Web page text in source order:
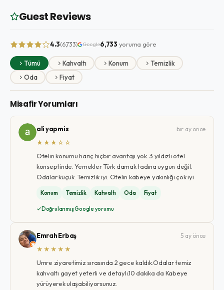
Guest Reviews
4.3(6,733) Google6,733 yoruma göre
Tümü Kahvaltı Konum
Temizlik
Oda
Fiyat
Misafir Yorumları
ali yapmis
bir ay önce
★★★☆☆
Otelin konumu hariç hiçbir avantajı yok. 3 yıldızlı otel
konseptinde. Yemekler Türk damak tadına uygun değil.
Odalar küçük. Temizlik iyi. Otelin kabeye yakınlığı çok iyi
Konum Temizlik Kahvaltı Oda Fiyat
Doğrulanmış Google yorumu
Emrah Erbaş
5 ay önce
★★★★★
Umre ziyaretimiz sırasında 2 gece kaldık.Odalar temiz
kahvaltı gayet yeterli ve detaylı.10 dakika da Kabeye
yürüyerek ulaşabiliyorsunuz.